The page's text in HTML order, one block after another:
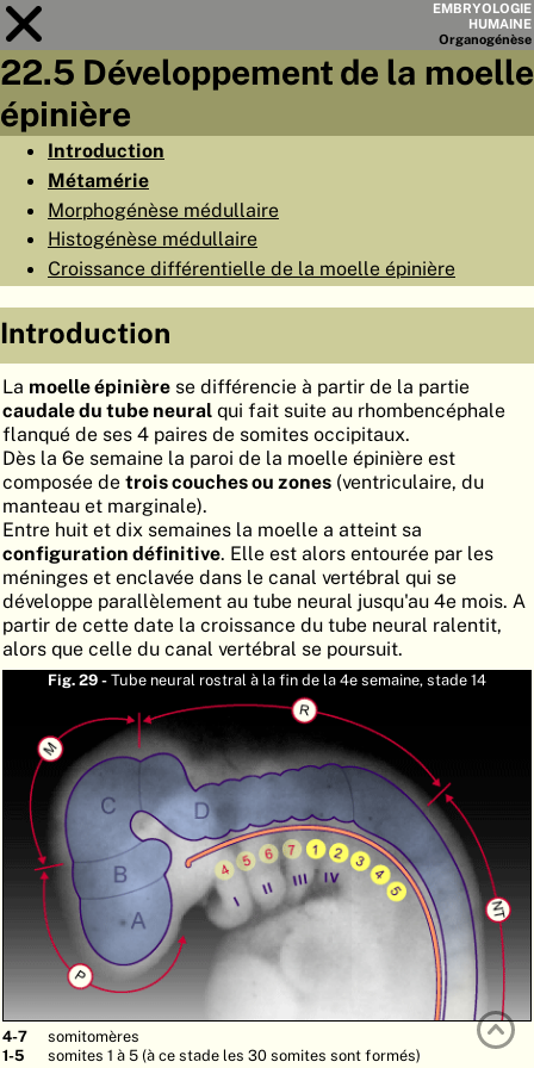
EMBRYOLOGIE
HUMAINE
Organogénèse
LISTE DES CHAPITRES
◀PAGES
ACCUEIL
EMBRYOGÉNÈSE
ORGANOGÉNÈSE
ATLASEMBRYOLOGY
RECHERCHER
22.5 Développement de la moelle
épinière
Introduction
Métamérie
Morphogénèse médullaire
Histogénèse médullaire
Croissance différentielle de la moelle épinière
Introduction
La moelle épinière se différencie à partir de la partie
caudale du tube neural qui fait suite au rhombencéphale
flanqué de ses 4 paires de somites occipitaux.
Dès la 6e semaine la paroi de la moelle épinière est
composée de trois couches ou zones (ventriculaire, du
manteau et marginale).
Entre huit et dix semaines la moelle a atteint sa
configuration définitive. Elle est alors entourée par les
méninges et enclavée dans le canal vertébral qui se
développe parallèlement au tube neural jusqu'au 4e mois. A
partir de cette date la croissance du tube neural ralentit,
alors que celle du canal vertébral se poursuit.
Fig. 29 -Tube neural rostral à la fin de la 4e semaine, stade 14
4-7
somitomères
1-5
somites 1 à 5 (à ce stade les 30 somites sont formés)